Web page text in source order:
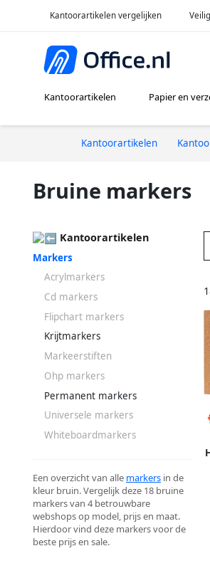
Kantoorartikelen vergelijken
Kantoorartikelen Papier en
Kantoorartikelen
Bruine markers
Kantoorartikelen
Markers
Acrylmarkers
Cd markers
Flipchart markers
Krijtmarkers
Markeerstiften
Ohp markers
Permanent markers
Universele markers
Whiteboardmarkers
Een overzicht van alle markers in de
kleur bruin. Vergelijk deze 18 bruine
markers van 4 betrouwbare
webshops op model, prijs en maat.
Hierdoor vind deze markers voor de
beste prijs en sale.